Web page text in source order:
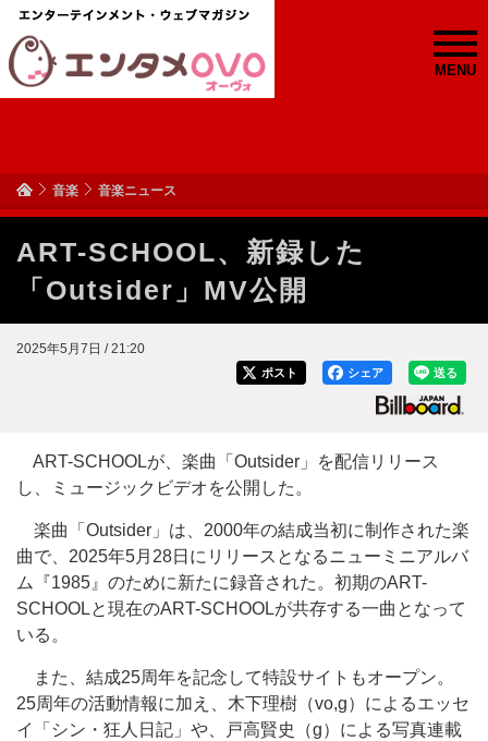
MENU
音楽 音楽ニュース
ART-SCHOOL、新録した
「Outsider」MV公開
2025年5月7日 / 21:20
送る
シェア
ポスト
ART-SCHOOLが、楽曲「Outsider」を配信リリース
し、ミュージックビデオを公開した。
楽曲「Outsider」は、2000年の結成当初に制作された楽
曲で、2025年5月28日にリリースとなるニューミニアルバ
ム『1985』のために新たに録音された。初期のART-
SCHOOLと現在のART-SCHOOLが共存する一曲となって
いる。
また、結成25周年を記念して特設サイトもオープン。
25周年の活動情報に加え、木下理樹（vo,g）によるエッセ
イ「シン・狂人日記」や、戸高賢史（g）による写真連載